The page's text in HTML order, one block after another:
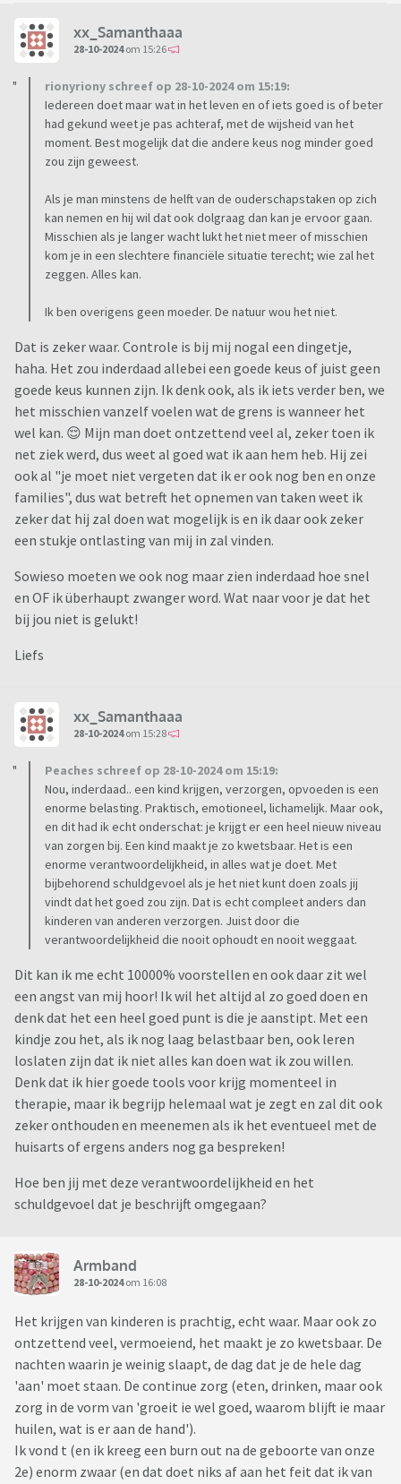
xx_Samanthaaa
28-10-2024om 15:26
rionyriony schreef op 28-10-2024 om 15:19:
Iedereen doet maar wat in het leven en of iets goed is of beter
had gekund weet je pas achteraf, met de wijsheid van het
moment. Best mogelijk dat die andere keus nog minder goed
zou zijn geweest.
Als je man minstens de helft van de ouderschapstaken op zich
kan nemen en hij wil dat ook dolgraag dan kan je ervoor gaan.
Misschien als je langer wacht lukt het niet meer of misschien
kom je in een slechtere financiële situatie terecht; wie zal het
zeggen. Alles kan.
Ik ben overigens geen moeder. De natuur wou het niet.
Dat is zeker waar. Controle is bij mij nogal een dingetje,
haha. Het zou inderdaad allebei een goede keus of juist geen
goede keus kunnen zijn. Ik denk ook, als ik iets verder ben, we
het misschien vanzelf voelen wat de grens is wanneer het
wel kan. 😌 Mijn man doet ontzettend veel al, zeker toen ik
net ziek werd, dus weet al goed wat ik aan hem heb. Hij zei
ook al "je moet niet vergeten dat ik er ook nog ben en onze
families", dus wat betreft het opnemen van taken weet ik
zeker dat hij zal doen wat mogelijk is en ik daar ook zeker
een stukje ontlasting van mij in zal vinden.
Sowieso moeten we ook nog maar zien inderdaad hoe snel
en OF ik überhaupt zwanger word. Wat naar voor je dat het
bij jou niet is gelukt!
Liefs
xx_Samanthaaa
28-10-2024om 15:28
Peaches schreef op 28-10-2024 om 15:19:
Nou, inderdaad.. een kind krijgen, verzorgen, opvoeden is een
enorme belasting. Praktisch, emotioneel, lichamelijk. Maar ook,
en dit had ik echt onderschat: je krijgt er een heel nieuw niveau
van zorgen bij. Een kind maakt je zo kwetsbaar. Het is een
enorme verantwoordelijkheid, in alles wat je doet. Met
bijbehorend schuldgevoel als je het niet kunt doen zoals jij
vindt dat het goed zou zijn. Dat is echt compleet anders dan
kinderen van anderen verzorgen. Juist door die
verantwoordelijkheid die nooit ophoudt en nooit weggaat.
Dit kan ik me echt 10000% voorstellen en ook daar zit wel
een angst van mij hoor! Ik wil het altijd al zo goed doen en
denk dat het een heel goed punt is die je aanstipt. Met een
kindje zou het, als ik nog laag belastbaar ben, ook leren
loslaten zijn dat ik niet alles kan doen wat ik zou willen.
Denk dat ik hier goede tools voor krijg momenteel in
therapie, maar ik begrijp helemaal wat je zegt en zal dit ook
zeker onthouden en meenemen als ik het eventueel met de
huisarts of ergens anders nog ga bespreken!
Hoe ben jij met deze verantwoordelijkheid en het
schuldgevoel dat je beschrijft omgegaan?
Armband
28-10-2024om 16:08
Het krijgen van kinderen is prachtig, echt waar. Maar ook zo
ontzettend veel, vermoeiend, het maakt je zo kwetsbaar. De
nachten waarin je weinig slaapt, de dag dat je de hele dag
'aan' moet staan. De continue zorg (eten, drinken, maar ook
zorg in de vorm van 'groeit ie wel goed, waarom blijft ie maar
huilen, wat is er aan de hand').
Ik vond t (en ik kreeg een burn out na de geboorte van onze
2e) enorm zwaar (en dat doet niks af aan het feit dat ik van